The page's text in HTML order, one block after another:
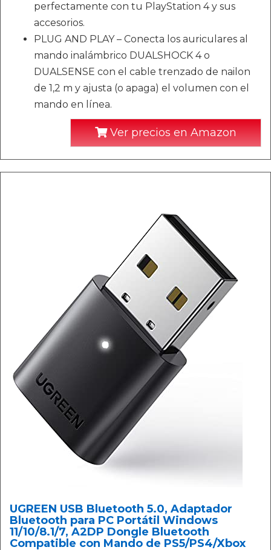
perfectamente con tu PlayStation 4 y sus
accesorios.
PLUG AND PLAY – Conecta los auriculares al
mando inalámbrico DUALSHOCK 4 o
DUALSENSE con el cable trenzado de nailon
de 1,2 m y ajusta (o apaga) el volumen con el
mando en línea.
Ver precios en Amazon
UGREEN USB Bluetooth 5.0, Adaptador
Bluetooth para PC Portátil Windows
11/10/8.1/7, A2DP Dongle Bluetooth
Compatible con Mando de PS5/PS4/Xbox